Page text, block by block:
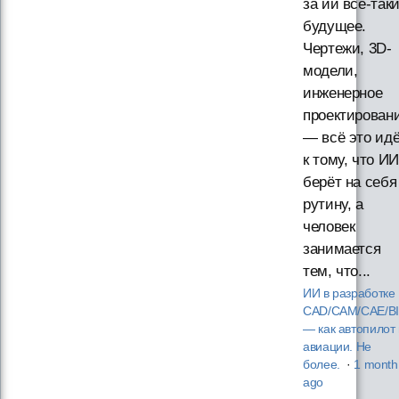
за ии всё-таки
будущее.
Чертежи, 3D-
модели,
инженерное
— всё это
к тому, что ИИ
берёт на себя
рутину, а
человек
занимается
тем, что...
ИИ в разработке
CAD/CAM/CAE/
— как автопилот
авиации. Не
более. · 1 month
ago